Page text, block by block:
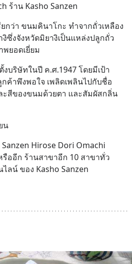
ร้าน Kasho Sanzen
ว่า ขนมคินาโกะ ทำจากถั่วเหลือง
ซึ่งจังหวัดมิยางิเป็นแหล่งปลูกถั่ว
ยอดเยี่ยม
งบริษัทในปี ค.ศ.1947 โดยมีเป้า
ค้าพึงพอใจ เพลิดเพลินไปกับชื่อ
สีของขนมด้วยตา และสัมผัสกลิ่น
น
Hirose Dori Omachi
รืออีก ร้านสาขาอีก 10 สาขาทั่ว
ลน์ ของ Kasho Sanzen